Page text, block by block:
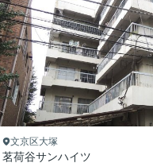
文京区大塚
茗荷谷サンハイツ